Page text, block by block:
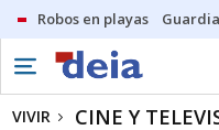
Robos en playas
VIVIR CINE Y